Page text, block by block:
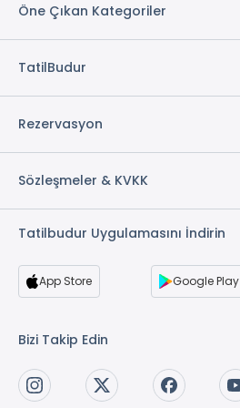
Konferans Salonu *
* ile işaretli özellikler ücretlidir.
Öne Çıkan Kategoriler
TatilBudur
Rezervasyon
Sözleşmeler & KVKK
Tatilbudur Uygulamasını İndirin
App Store Google Play
Bizi Takip Edin